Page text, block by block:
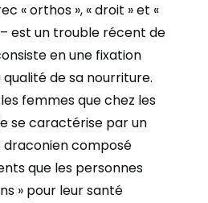
« orthos », « droit » et «
– est un trouble récent de
en une fixation
de sa nourriture.
femmes que chez les
se caractérise par un
composé
que les personnes
» pour leur santé